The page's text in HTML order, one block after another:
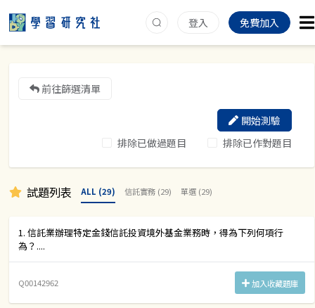
登入 免費加入
前往篩選清單
排除已做過題目 排除已作對題目
開始測驗
試題列表 ALL (29) 信託實務 (29) 單選 (29)
1. 信託業辦理特定金錢信託投資境外基金業務時，得為下列何項行
為？....
Q00142962 加入收藏題庫